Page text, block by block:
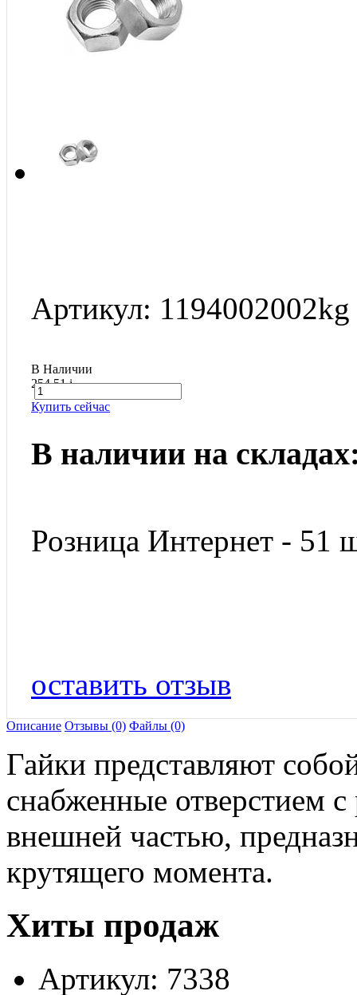
Артикул: 1194002002kg
В Наличии
254.51i
Купить сейчас
В наличии на
Розница Интернет - 51
оставить отзыв
Описание Отзывы (0) Файлы (0)
Гайки представляют
снабженные отверстием
внешней частью,
крутящего момента.
Хиты продаж
Артикул: 7338